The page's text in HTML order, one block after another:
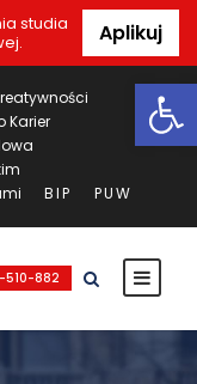
studia
Aplikuj
Karier
BIP PUW
510-882